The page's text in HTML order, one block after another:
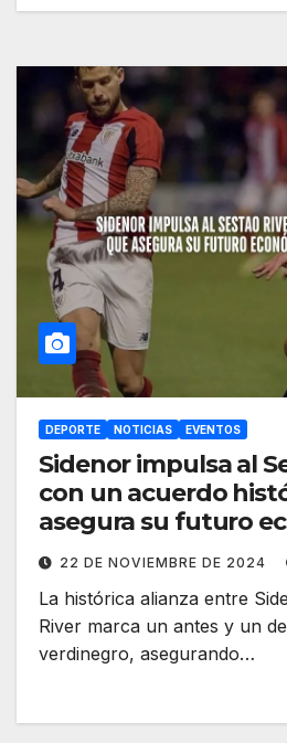
DEPORTE NOTICIAS EVENTOS
Sidenor impulsa al
con un acuerdo
asegura su futuro
hasta 2027
22 DE NOVIEMBRE DE 2024
La histórica alianza entre
River marca un antes y un
verdinegro, asegurando…